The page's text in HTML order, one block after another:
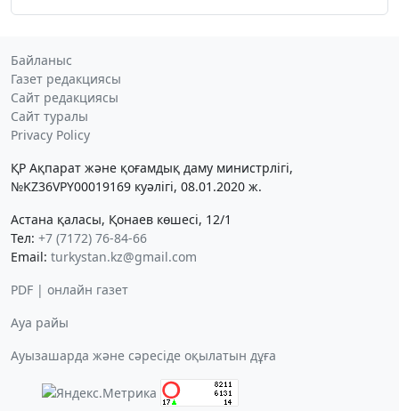
Байланыс
Газет редакциясы
Сайт редакциясы
Сайт туралы
Privacy Policy
ҚР Ақпарат және қоғамдық даму министрлігі,
№KZ36VPY00019169 куәлігі, 08.01.2020 ж.
Астана қаласы, Қонаев көшесі, 12/1
Тел: +7 (7172) 76-84-66
Email: turkystan.kz@gmail.com
PDF | онлайн газет
Ауа райы
Ауызашарда және сәресіде оқылатын дұға